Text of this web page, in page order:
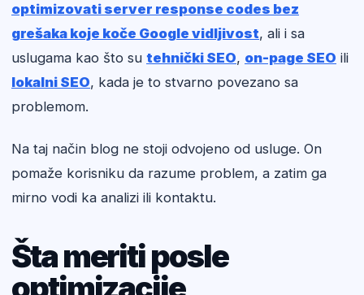
optimizovati server response codes bez
grešaka koje koče Google vidljivost, ali i sa
uslugama kao što su tehnički SEO, on-page SEO ili
lokalni SEO, kada je to stvarno povezano sa
problemom.
Na taj način blog ne stoji odvojeno od usluge. On
pomaže korisniku da razume problem, a zatim ga
mirno vodi ka analizi ili kontaktu.
Šta meriti posle